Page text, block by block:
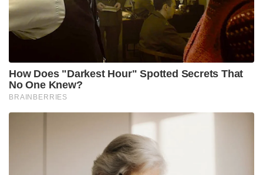
How Does "Darkest Hour" Spotted Secrets That
No One Knew?
BRAINBERRIES